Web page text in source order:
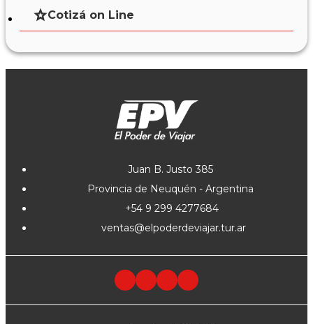
Cotizá on Line
Juan B. Justo 385
Provincia de Neuquén - Argentina
+54 9 299 4277684
ventas@elpoderdeviajar.tur.ar